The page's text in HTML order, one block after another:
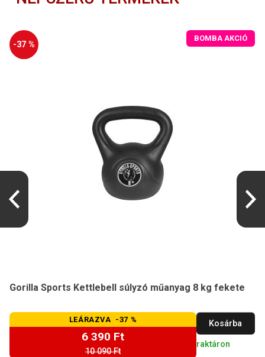
-37 %
BOMBA AKCIÓ
Gorilla Sports Kettlebell súlyzó műanyag 8 kg fekete
LEÁRAZVA -37 %
6 390 Ft
10 090 Ft
Kosárba
raktáron